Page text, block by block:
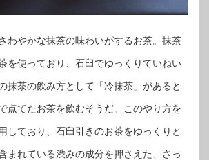
わやかな抹茶の味わいがするお茶。抹茶
を使っており、石臼でゆっくりていねい
抹茶の飲み方として「冷抹茶」があると
点てたお茶を飲むそうだ。このやり方を
しており、石臼引きのお茶をゆっくりと
まれている渋みの成分を押さえた、さっ